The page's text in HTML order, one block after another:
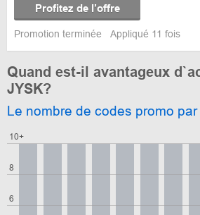
Profitez de l’offre
Promotion terminée Appliqué 11 fois
Quand est-il avantageux
JYSK?
Le nombre de codes promo par
6
8
10+